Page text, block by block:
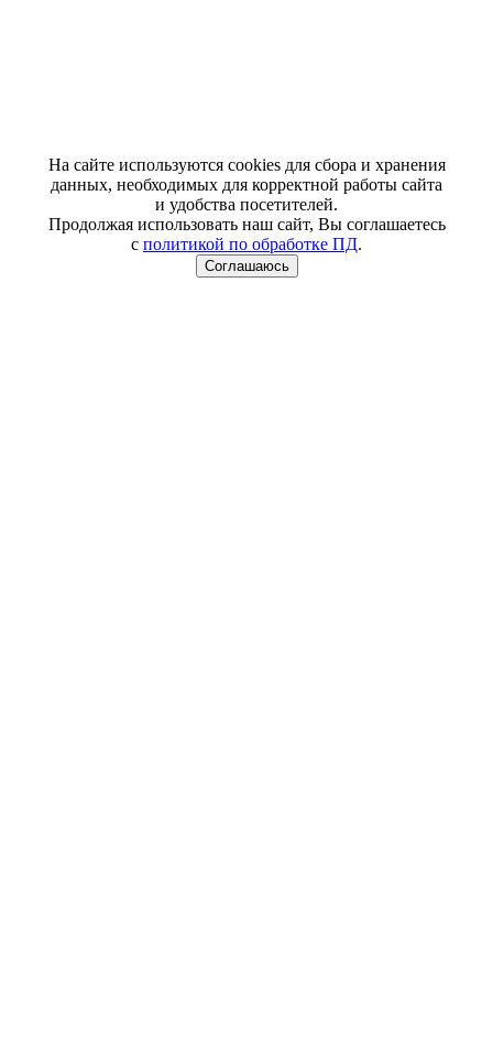
На сайте используются cookies для сбора и хранения
данных, необходимых для корректной работы сайта
и удобства посетителей.
Продолжая использовать наш сайт, Вы соглашаетесь
с политикой по обработке ПД.
Соглашаюсь